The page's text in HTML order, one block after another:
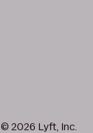
© 2026 Lyft, Inc.